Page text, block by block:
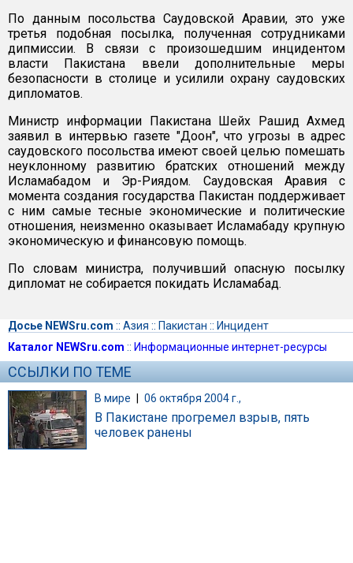
По данным посольства Саудовской Аравии, это уже
третья подобная посылка, полученная сотрудниками
дипмиссии. В связи с произошедшим инцидентом
власти Пакистана ввели дополнительные меры
безопасности в столице и усилили охрану саудовских
дипломатов.
Министр информации Пакистана Шейх Рашид Ахмед
заявил в интервью газете "Доон", что угрозы в адрес
саудовского посольства имеют своей целью помешать
неуклонному развитию братских отношений между
Исламабадом и Эр-Риядом. Саудовская Аравия с
момента создания государства Пакистан поддерживает
с ним самые тесные экономические и политические
отношения, неизменно оказывает Исламабаду крупную
экономическую и финансовую помощь.
По словам министра, получивший опасную посылку
дипломат не собирается покидать Исламабад.
Досье NEWSru.com :: Азия :: Пакистан :: Инцидент
Каталог NEWSru.com :: Информационные интернет-ресурсы
ССЫЛКИ ПО ТЕМЕ
В мире | 06 октября 2004 г.,
В Пакистане прогремел взрыв, пять
человек ранены